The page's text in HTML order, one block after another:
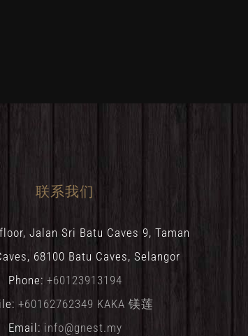
联系我们
Jalan Sri Batu Caves 9, Taman
68100 Batu Caves, Selangor
Phone: +60123913194
+60162762349 KAKA 镁莲
Email: info@gnest.my